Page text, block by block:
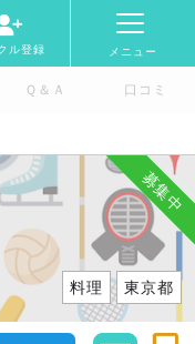
ル登録 メニュー
Ｑ＆Ａ 口コミ
募集中
料理 東京都